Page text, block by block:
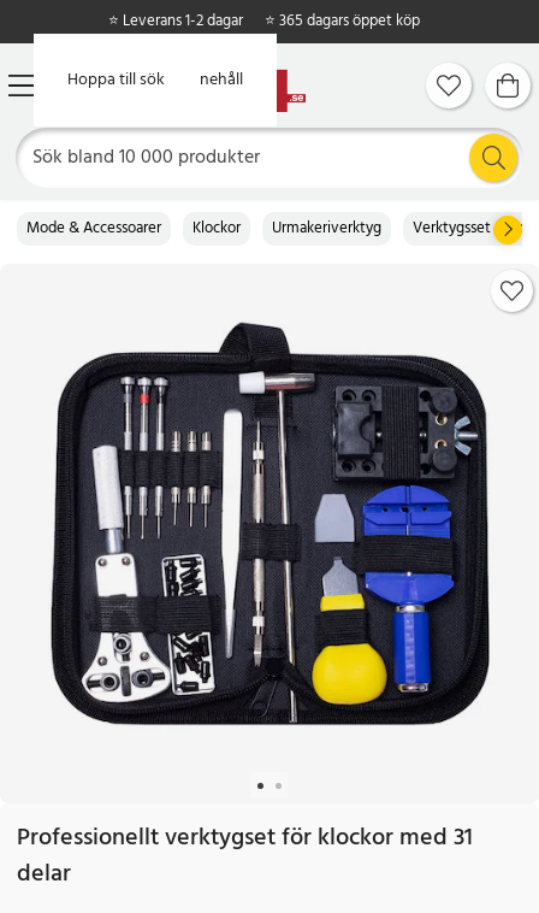
Hoppa till huvudinnehåll
Hoppa till sök
⭐ Leverans 1-2 dagar ⭐ 365 dagars öppet köp
Mode & Accessoarer Klockor Urmakeriverktyg Verktygsset för
Professionellt verktygset för klockor med 31
delar